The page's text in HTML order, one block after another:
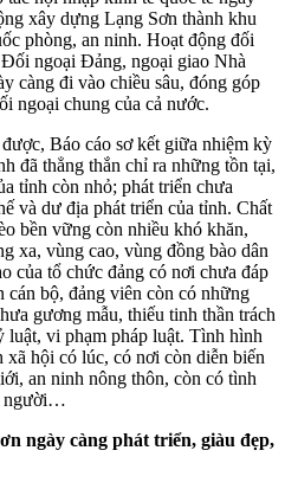
xây dựng Lạng Sơn thành khu
phòng, an ninh. Hoạt động đối
ngoại Đảng, ngoại giao Nhà
càng đi vào chiều sâu, đóng góp
ngoại chung của cả nước.
Báo cáo sơ kết giữa nhiệm kỳ
đã thẳng thắn chỉ ra những tồn tại,
tỉnh còn nhỏ; phát triển chưa
và dư địa phát triển của tỉnh. Chất
bền vững còn nhiều khó khăn,
xa, vùng cao, vùng đồng bào dân
của tổ chức đảng có nơi chưa đáp
bộ, đảng viên còn có những
gương mẫu, thiếu tinh thần trách
luật, vi phạm pháp luật. Tình hình
hội có lúc, có nơi còn diễn biến
an ninh nông thôn, còn có tình
người…
ngày càng phát triển, giàu đẹp,